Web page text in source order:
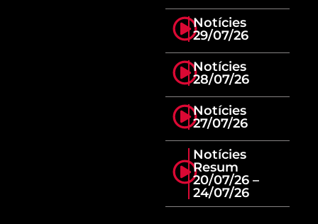
Notícies
29/07/26
Notícies
28/07/26
Notícies
27/07/26
Notícies
Resum
20/07/26 –
24/07/26